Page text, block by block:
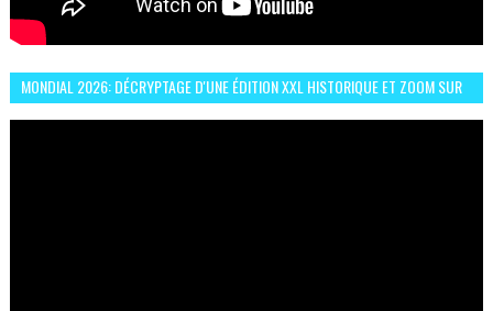
MONDIAL 2026: DÉCRYPTAGE D'UNE ÉDITION XXL HISTORIQUE ET ZOOM SUR